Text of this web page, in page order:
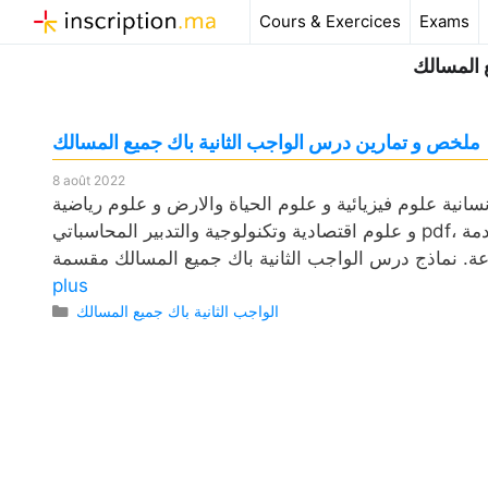
au
Cours & Exercices Exams
المسالك
ملخص و تمارين درس الواجب الثانية باك جميع المسالك
8 août 2022
علوم فيزيائية و علوم الحياة والارض و علوم رياضية
و علوم اقتصادية وتكنولوجية والتدبير المحاسباتي pdf، وكذلك فروض مع التصحيح وامتحانات وجذاذات. لمادة الفلسفة مقدمة
plus
Catégories
الواجب الثانية باك جميع المسالك